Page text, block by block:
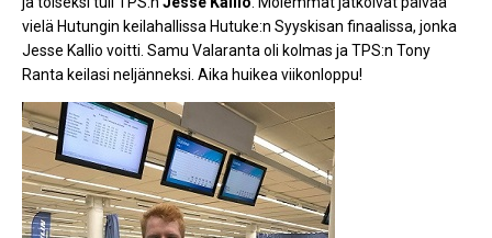
vielä Hutungin keilahallissa Hutuke:n Syyskisan finaalissa, jonka
Jesse Kallio voitti. Samu Valaranta oli kolmas ja TPS:n Tony
Ranta keilasi neljänneksi. Aika huikea viikonloppu!